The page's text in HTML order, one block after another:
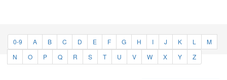
0-9 A B C D E F G H I J K L
M
N
O P Q R S T U V W X Y Z